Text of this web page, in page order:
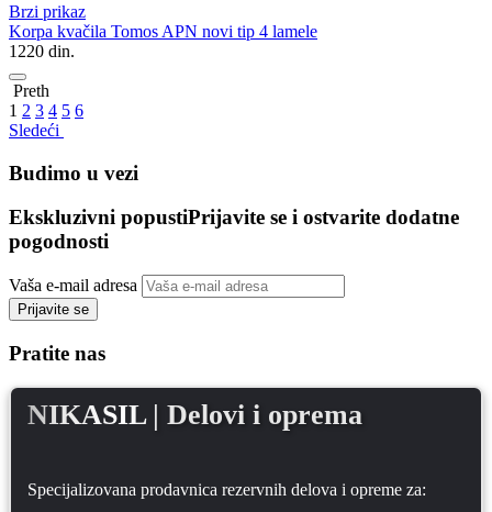
Brzi prikaz
Korpa kvačila Tomos APN novi tip 4 lamele
1220 din.
Preth
1 2 3 4 5 6
Sledeći
Budimo u vezi
Ekskluzivni popustiPrijavite se i ostvarite dodatne
pogodnosti
Vaša e-mail adresa
Prijavite se
Pratite nas
NIKASIL | Delovi i oprema
Specijalizovana prodavnica rezervnih delova i opreme za: